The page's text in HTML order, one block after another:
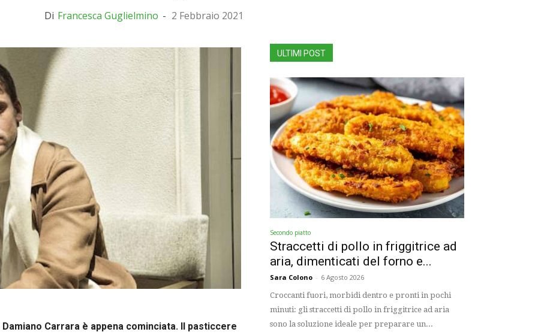
Di Francesca Guglielmino - 2 Febbraio 2021
Carrara è appena cominciata. Il pasticcere
ULTIMI POST
Secondo piatto
Straccetti di pollo in friggitrice ad
aria, dimenticati del forno e...
Sara Colono - 6 Agosto 2026
Croccanti fuori, morbidi dentro e pronti in pochi
minuti: gli straccetti di pollo in friggitrice ad aria
sono la soluzione ideale per preparare un...